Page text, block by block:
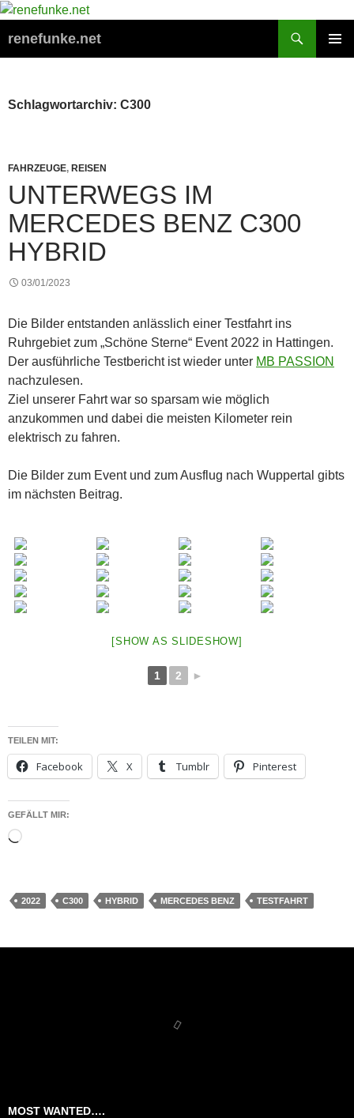
Zum
springen
renefunke.net
Schlagwortarchiv: C300
FAHRZEUGE, REISEN
UNTERWEGS IM
MERCEDES BENZ C300
HYBRID
03/01/2023
Die Bilder entstanden anlässlich einer Testfahrt ins
Ruhrgebiet zum „Schöne Sterne“ Event 2022 in Hattingen.
Der ausführliche Testbericht ist wieder unter MB PASSION
nachzulesen.
Ziel unserer Fahrt war so sparsam wie möglich
anzukommen und dabei die meisten Kilometer rein
elektrisch zu fahren.
Die Bilder zum Event und zum Ausflug nach Wuppertal gibts
im nächsten Beitrag.
[SHOW AS SLIDESHOW]
1 2 ►
TEILEN MIT:
Facebook X Tumblr Pinterest
GEFÄLLT MIR:
Wird
2022 C300 HYBRID MERCEDES BENZ TESTFAHRT
MOST WANTED….